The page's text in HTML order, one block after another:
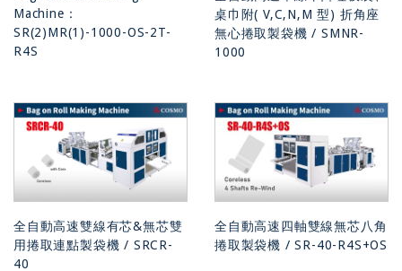
Machine：
SR(2)MR(1)-1000-OS-2T-
R4S
桌巾附( V,C,N,M 型) 折角座
無心捲取製袋機 / SMNR-
1000
全自動高速雙線有芯&無芯雙
用捲取連點製袋機 / SRCR-
40
全自動高速四軸雙線無芯八角
捲取製袋機 / SR-40-R4S+OS